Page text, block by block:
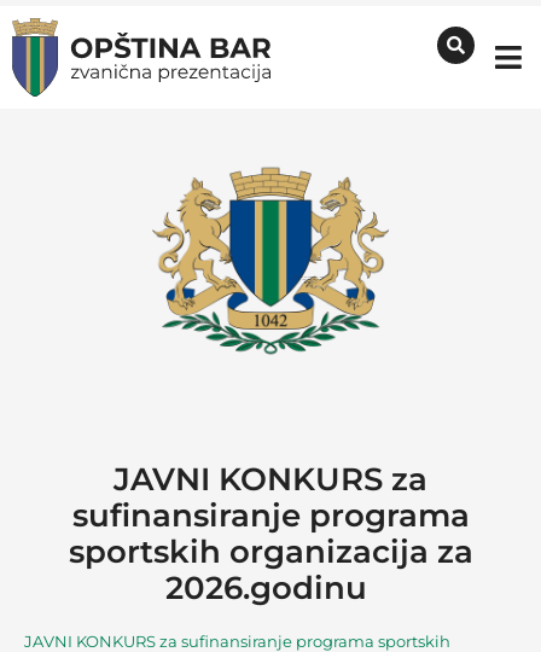
JAVNI KONKURS za
sufinansiranje programa
sportskih organizacija za
2026.godinu
JAVNI KONKURS za sufinansiranje programa sportskih